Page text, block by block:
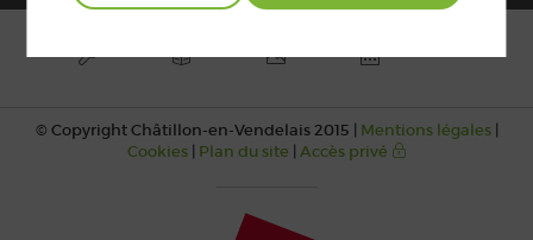
© Copyright Châtillon-en-Vendelais 2015 | Mentions légales|
Cookies| Plan du site Accès privé